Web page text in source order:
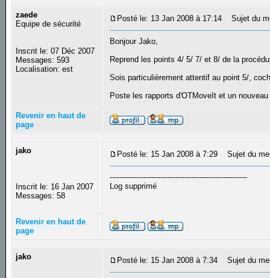
zaede
Equipe de sécurité
Inscrit le: 07 Déc 2007
Messages: 593
Localisation: est
Posté le: 13 Jan 2008 à 17:14 Sujet du
Bonjour Jako,
Reprend les points 4/ 5/ 7/ et 8/ de la
Sois particulièrement attentif au point 5/,
Poste les rapports d'OTMoveIt et un
Revenir en haut de
page
jako
Inscrit le: 16 Jan 2007
Messages: 58
Posté le: 15 Jan 2008 à 7:29 Sujet du
---------------------------------------------------------
Log supprimé
Revenir en haut de
page
jako Posté le: 15 Jan 2008 à 7:34 Sujet du